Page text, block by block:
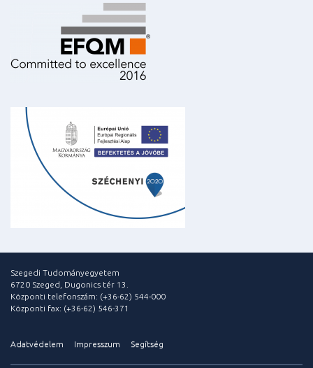
Szegedi Tudományegyetem
6720 Szeged, Dugonics tér 13.
Központi telefonszám: (+36-62) 544-000
Központi fax: (+36-62) 546-371
Adatvédelem Impresszum Segítség